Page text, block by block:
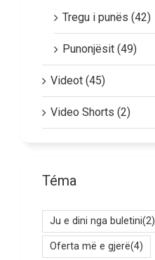
Tregu i punës (42)
Punonjësit (49)
Videot (45)
Video Shorts (2)
Téma
Ju e dini nga buletini(2)
Oferta më e gjerë(4)